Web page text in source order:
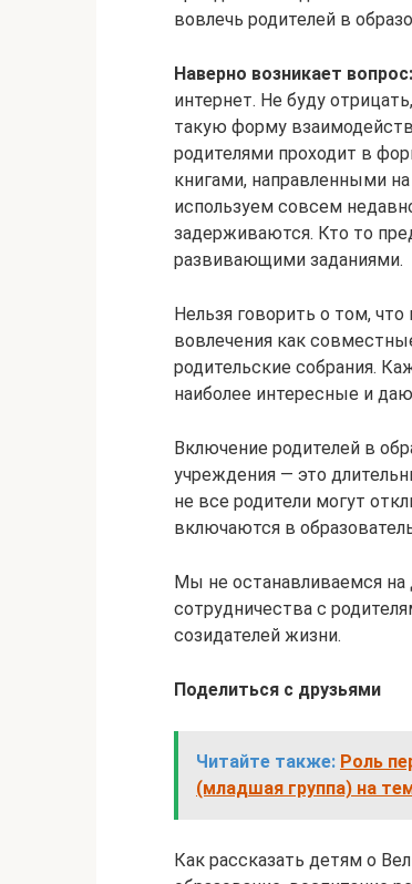
вовлечь родителей в
Наверно возникает вопрос:
интернет. Не буду
такую форму
родителями проходит в
книгами, направленными
используем совсем
задерживаются. Кто то
развивающими заданиями.
Нельзя говорить о том,
вовлечения как
родительские собрания.
наиболее интересные и
Включение родителей в
учреждения — это
не все родители могут
включаются в
Мы не останавливаемся
сотрудничества с
созидателей жизни.
Поделиться с друзьями
Читайте также: Роль
(младшая группа) на
Как рассказать детям о